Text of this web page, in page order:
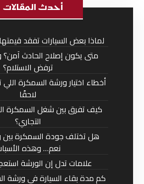
أحدث المقالات
لماذا بعض السيارات تفقد
متى يكون إصلاح الحادث
ترفض الاستلام؟
أخطاء اختيار ورشة السمكرة
لاحقًا
كيف تفرق بين شغل السمكرة
التجاري؟
هل تختلف جودة السمكرة
نعم… وهذه
علامات تدل إن الورشة
كم مدة بقاء السيارة في ورشة